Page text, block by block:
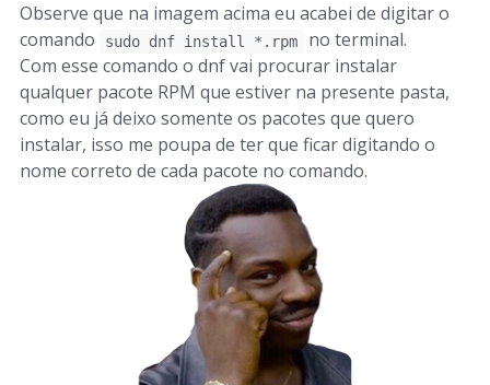
Observe que na imagem acima eu acabei de digitar o
comando
sudo dnf install *.rpm
no terminal.
Com esse comando o dnf vai procurar instalar
qualquer pacote RPM que estiver na presente pasta,
como eu já deixo somente os pacotes que quero
instalar, isso me poupa de ter que ficar digitando o
nome correto de cada pacote no comando.